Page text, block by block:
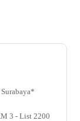
3 - List 2200